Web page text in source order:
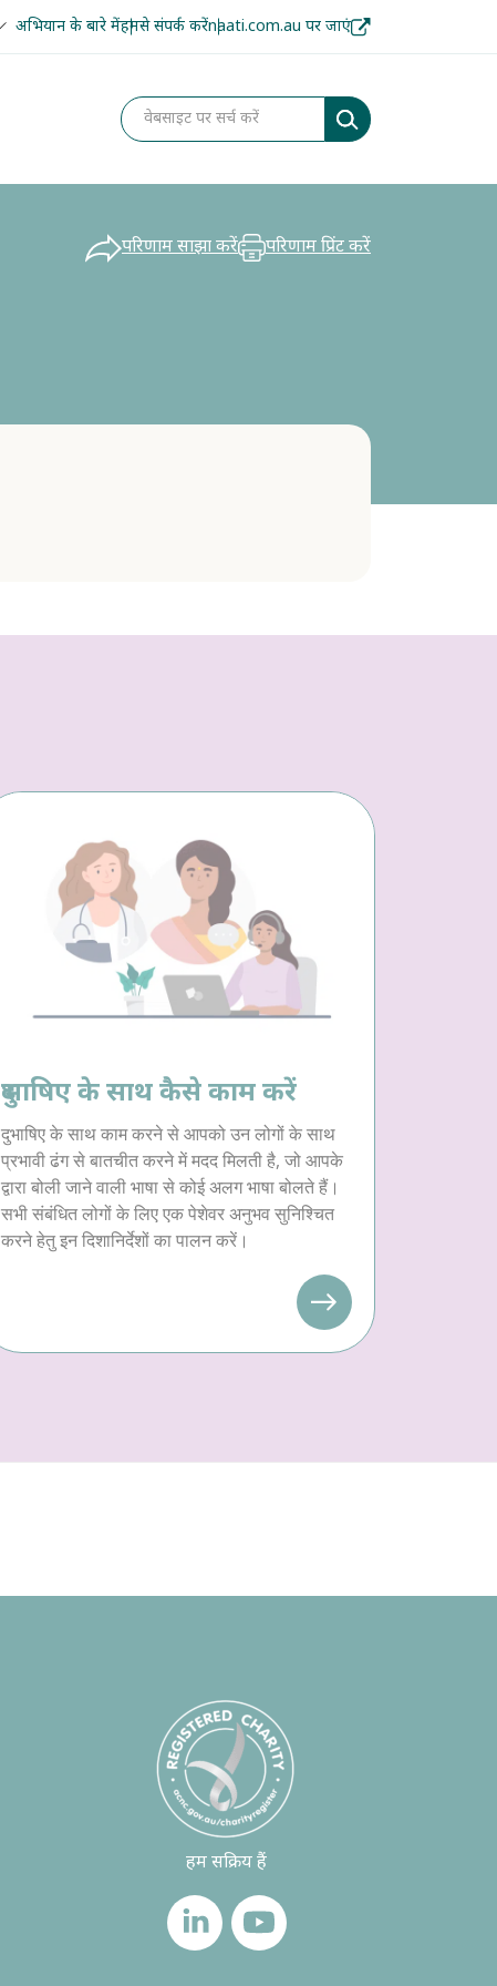
अभियान के बारे मेंहमसे संपर्क करेंnaati.com.au पर जाएं
परिणाम साझा करें परिणाम प्रिंट करें
दुभाषिए के साथ कैसे काम करें
दुभाषिए के साथ काम करने से आपको उन लोगों के साथ
प्रभावी ढंग से बातचीत करने में मदद मिलती है, जो आपके
द्वारा बोली जाने वाली भाषा से कोई अलग भाषा बोलते हैं।
सभी संबंधित लोगों के लिए एक पेशेवर अनुभव सुनिश्चित
करने हेतु इन दिशानिर्देशों का पालन करें।
हम सक्रिय हैं